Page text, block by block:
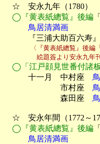
☆　安永九年（1780）
◯『黄表紙總覧』後編
鳥居清満画
『三浦大助百六寿』
〈『黄表紙總覧』後編「刊
絵題簽より安永九年刊
◯「江戸顔見世番付諸板
十一月　中村座
市村座
森田座
☆　安永年間（1772～
◯『黄表紙總覧』後編
鳥居清満画